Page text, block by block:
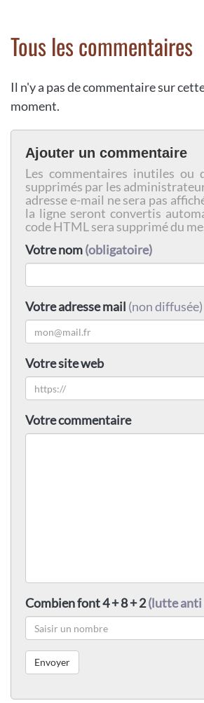
Tous les commentaires
Il n'y a pas de commentaire sur
moment.
Ajouter un commentaire
Les commentaires inutiles ou
supprimés par les
adresse e-mail ne sera pas
la ligne seront convertis
code HTML sera supprimé du
Votre nom(obligatoire)
Votre adresse mail (non diffusée)
Votre site web
Votre commentaire
Combien font 4 + 8 + 2(lutte anti